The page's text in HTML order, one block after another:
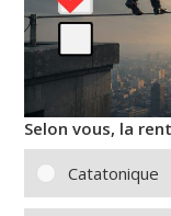
Selon vous, la
Catatonique